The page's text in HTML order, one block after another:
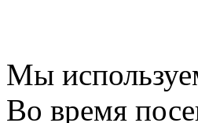
Мы
Во время